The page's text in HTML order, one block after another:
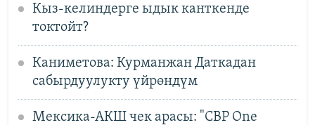
Кыз-келиндерге ыдык канткенде
токтойт?
Каниметова: Курманжан Даткадан
сабырдуулукту үйрөндүм
Мексика-АКШ чек арасы: "CBP One